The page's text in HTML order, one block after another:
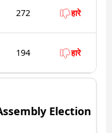
272 हारे
194 हारे
Election